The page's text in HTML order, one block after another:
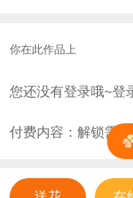
白首不渝。 我们
家。 发癫版简介
孔？（假的，没
马？（也是假的，
路杀出个程咬金
帅哥他暗恋我）
你在此作品上
您还没有登录哦~登
付费内容：解锁需 10